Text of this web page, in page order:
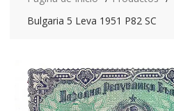
Bulgaria 5 Leva 1951 P82 SC